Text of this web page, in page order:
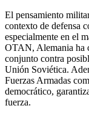
El pensamiento
contexto de defensa
especialmente en el
OTAN, Alemania ha
conjunto contra
Unión Soviética.
Fuerzas Armadas
democrático,
fuerza.